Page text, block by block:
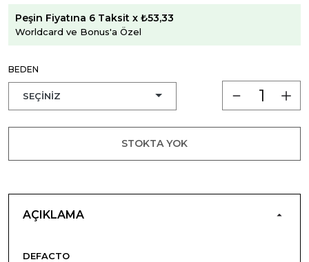
Peşin Fiyatına 6 Taksit x ₺53,33
Worldcard ve Bonus'a Özel
BEDEN
STOKTA YOK
AÇIKLAMA
DEFACTO